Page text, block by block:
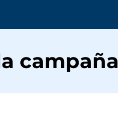
campaña